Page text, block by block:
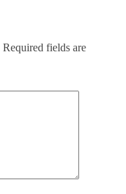
Required fields are